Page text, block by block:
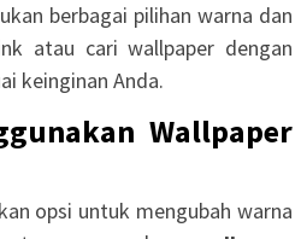
berbagai pilihan warna dan
atau cari wallpaper dengan
keinginan Anda.
Wallpaper
opsi untuk mengubah warna